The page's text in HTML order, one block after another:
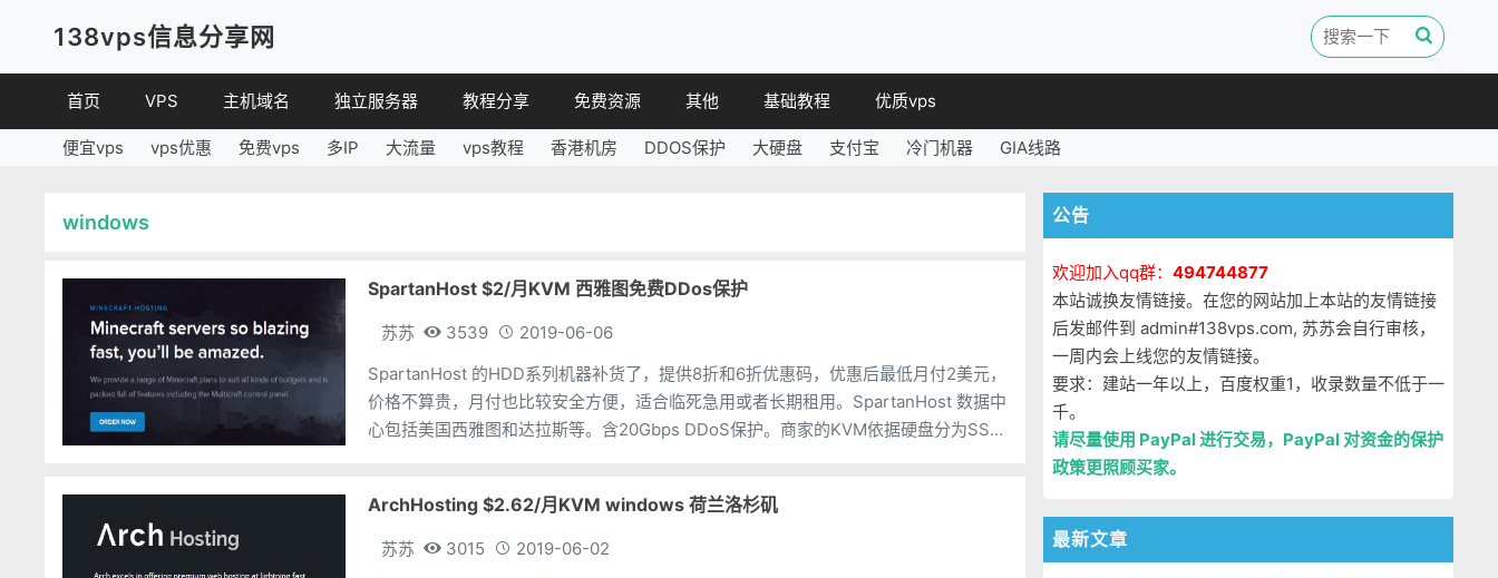
138vps信息分享网
首页 VPS
VPS优惠
VPS评测
主机域名
域名
独立服务器 教程分享
VPS教程
免费资源
免费空间
其他
简讯
基础教程 优质vps
便宜vps vps优惠 免费vps 多IP 大流量 vps教程 香港机房 DDOS保护 大硬盘 支付宝 冷门机器 GIA线路
windows
SpartanHost $2/月KVM 西雅图免费DDos保护
苏苏 3539
2019-06-06
SpartanHost 的HDD系列机器补货了，提供8折和6折优惠码，优惠后最低月付2美元，
价格不算贵，月付也比较安全方便，适合临死急用或者长期租用。SpartanHost 数据中
心包括美国西雅图和达拉斯等。含20Gbps DDoS保护。商家的KVM依据硬盘分为SSD
ArchHosting $2.62/月KVM windows 荷兰洛杉矶
苏苏 3015
2019-06-02
公告
欢迎加入qq群： 494744877
本站诚换友情链接。在您的网站加上本站的友情链接
后发邮件到 admin#138vps.com, 苏苏会自行审核，
一周内会上线您的友情链接。
要求：建站一年以上，百度权重1，收录数量不低于一
千。
请尽量使用 PayPal 进行交易，PayPal 对资金的保护
政策更照顾买家。
最新文章